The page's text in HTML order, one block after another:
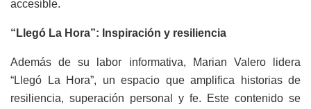
accesible.
“Llegó La Hora”: Inspiración y resiliencia
Además de su labor informativa, Marian Valero lidera
“Llegó La Hora”, un espacio que amplifica historias de
resiliencia, superación personal y fe. Este contenido se